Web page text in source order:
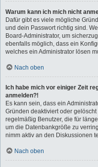
Warum kann ich mich nicht
Dafür gibt es viele mögliche
und dein Passwort richtig sind.
Board-Administrator, um
ebenfalls möglich, dass ein
welches ein Administrator lösen
Nach oben
Ich habe mich vor einiger Zeit
anmelden?!
Es kann sein, dass ein
Gründen deaktiviert oder
regelmäßig Benutzer, die für
um die Datenbankgröße zu
nimm aktiv an den Diskussionen
Nach oben